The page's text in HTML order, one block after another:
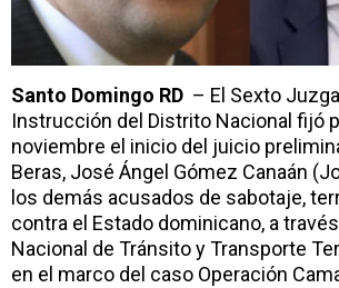
Santo Domingo RD – El Sexto
Instrucción del Distrito Nacional fijó
noviembre el inicio del juicio
Beras, José Ángel Gómez Canaán
los demás acusados de sabotaje,
contra el Estado dominicano, a
Nacional de Tránsito y Transporte
en el marco del caso Operación